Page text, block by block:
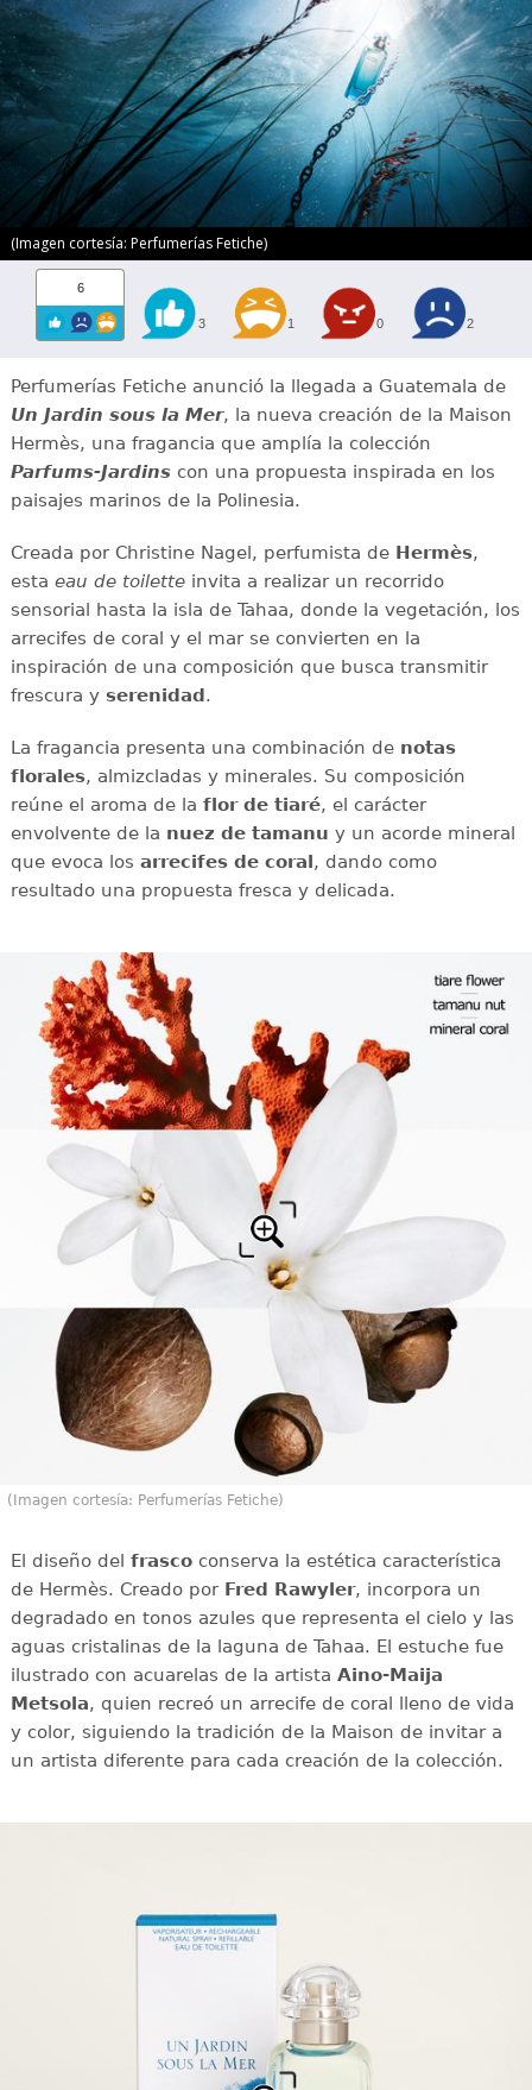
(Imagen cortesía: Perfumerías Fetiche)
6
3 1 0 2
Perfumerías Fetiche anunció la llegada a Guatemala de
Un Jardin sous la Mer, la nueva creación de la Maison
Hermès, una fragancia que amplía la colección
Parfums-Jardinscon una propuesta inspirada en los
paisajes marinos de la Polinesia.
Creada por Christine Nagel, perfumista de Hermès,
esta eau de toiletteinvita a realizar un recorrido
sensorial hasta la isla de Tahaa, donde la vegetación, los
arrecifes de coral y el mar se convierten en la
inspiración de una composición que busca transmitir
frescura y serenidad.
La fragancia presenta una combinación de notas
florales, almizcladas y minerales. Su composición
reúne el aroma de la flor de tiaré, el carácter
envolvente de la nuez de tamanu y un acorde mineral
que evoca los arrecifes de coral, dando como
resultado una propuesta fresca y delicada.
(Imagen cortesía: Perfumerías Fetiche)
El diseño del frascoconserva la estética característica
de Hermès. Creado por Fred Rawyler, incorpora un
degradado en tonos azules que representa el cielo y las
aguas cristalinas de la laguna de Tahaa. El estuche fue
ilustrado con acuarelas de la artista Aino-Maija
Metsola, quien recreó un arrecife de coral lleno de vida
y color, siguiendo la tradición de la Maison de invitar a
un artista diferente para cada creación de la colección.